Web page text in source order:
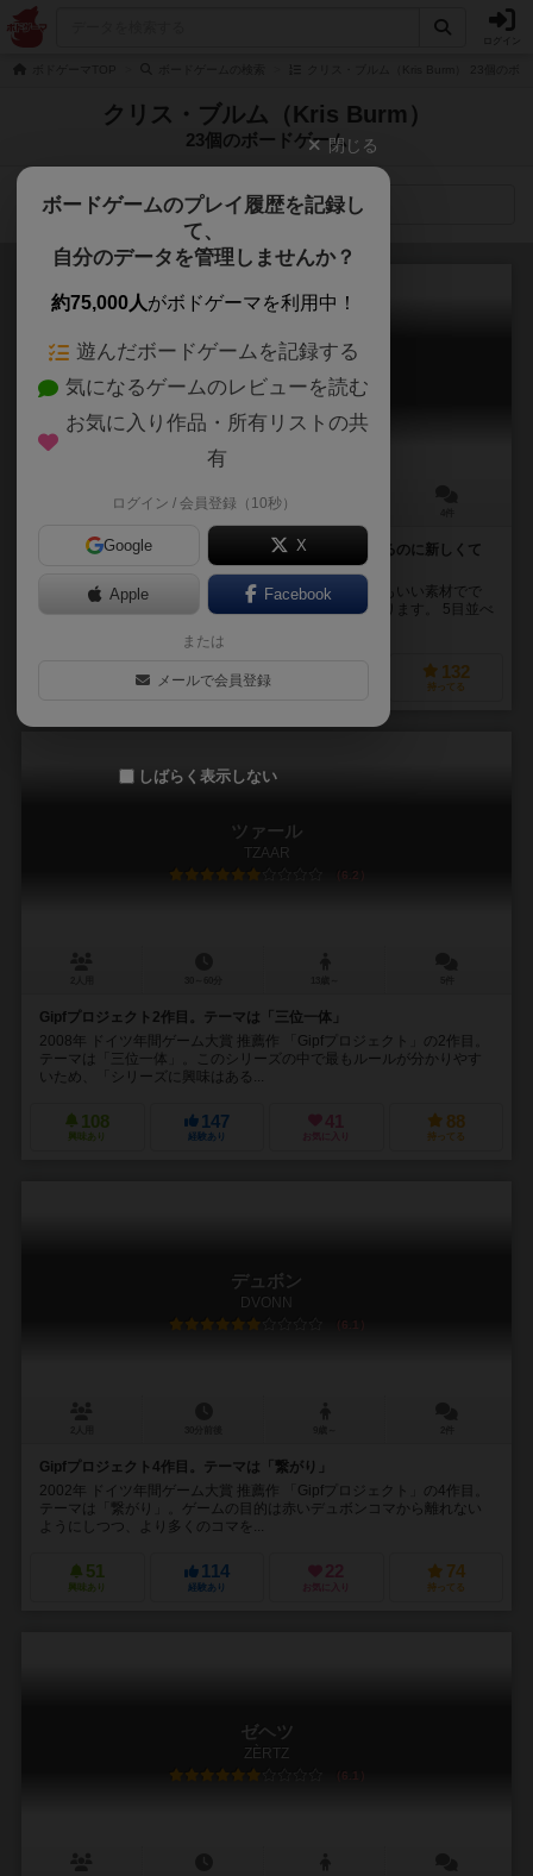
クリス・ブルム（Kris Burm）
23個のボードゲーム
検索メニュー
インシュ
YINSH
30～60分
流行りのギプフシリーズの中でも人気作。馴染みがあるのに新しくて
おしゃれな2人用アブストラクト。
箱もコンポーネントであるリングやマーカーもとってもいい素材でで
きていて、盤面もおしゃれ。遊んでいる場面が様になります。 5目並べ
270
経験あり
132
持ってる
ツァール
TZAAR
6.2
Gipfプロジェクト2作目。テーマは「三位一体」
2008年 ドイツ年間ゲーム大賞 推薦作 「Gipfプロジェクト」の2作目。
テーマは「三位一体」。このシリーズの中で最もルールが分かりやす
いため、「シリーズに興味はある...
108
興味あり
147
経験あり
41
お気に入り
88
持ってる
デュボン
DVONN
6.1
Gipfプロジェクト4作目。テーマは「繋がり」
2002年 ドイツ年間ゲーム大賞 推薦作 「Gipfプロジェクト」の4作目。
テーマは「繋がり」。ゲームの目的は赤いデュボンコマから離れない
ようにしつつ、より多くのコマを...
51
興味あり
114
経験あり
22
お気に入り
74
持ってる
ゼヘツ
ZÈRTZ
6.1
閉じる
ボードゲームのプレイ履歴を記録し
て、
自分のデータを管理しませんか？
約75,000人がボドゲーマを利用中！
遊んだボードゲームを記録する
気になるゲームのレビューを読む
お気に入り作品・所有リストの共
有
ログイン / 会員登録（10秒）
Google X
Apple Facebook
または
メールで会員登録
しばらく表示しない